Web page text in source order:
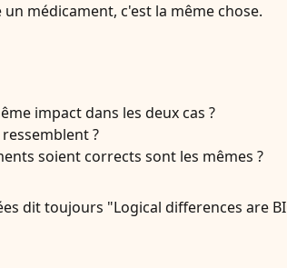
médicament, c'est la même chose.
impact dans les deux cas ?
ressemblent ?
soient corrects sont les mêmes ?
dit toujours "Logical differences are